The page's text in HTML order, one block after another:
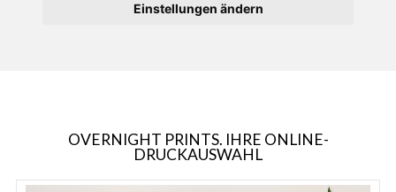
Einstellungen ändern
OVERNIGHT PRINTS. IHRE ONLINE-
DRUCKAUSWAHL